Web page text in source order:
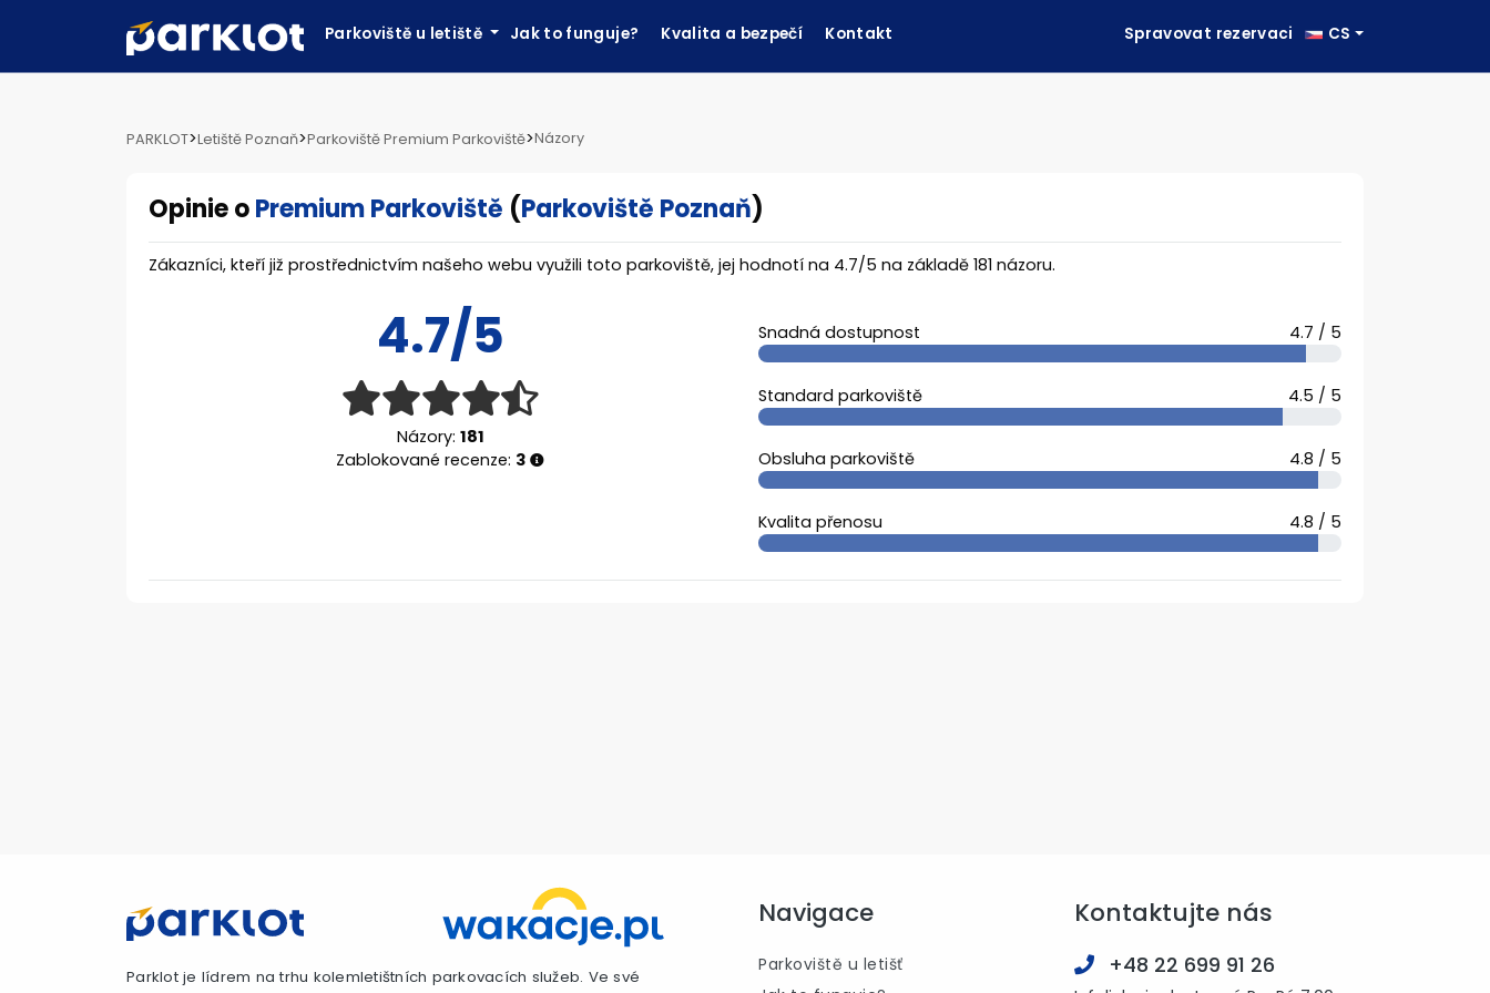
Parkoviště u letiště Jak to funguje? Kvalita a bezpečí Kontakt Spravovat rezervaci CS
PARKLOT>Letiště Poznaň>Parkoviště Premium Parkoviště>Názory
Opinie oPremium Parkoviště (Parkoviště Poznaň)
Zákazníci, kteří již prostřednictvím našeho webu využili toto parkoviště, jej hodnotí na 4.7/5 na základě 181 názoru.
4.7/5
Názory: 181
Zablokované recenze: 3
Snadná dostupnost 4.7 / 5
Standard parkoviště 4.5 / 5
Obsluha parkoviště 4.8 / 5
Kvalita přenosu 4.8 / 5
Parklot je lídrem na trhu kolemletištních parkovacích služeb. Ve své
Navigace
Parkoviště u letišť
Kontaktujte nás
+48 22 699 91 26